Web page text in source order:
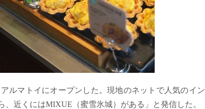
ルマトイにオープンした。現地のネットで人気のイン
近くにはMIXUE（蜜雪氷城）がある」と発信した。